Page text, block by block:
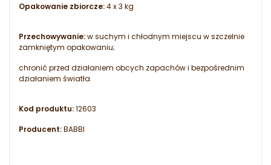
Opakowanie zbiorcze:4 x 3 kg
Przechowywanie:w suchym i chłodnym miejscu w szczelnie
zamkniętym opakowaniu;
chronić przed działaniem obcych zapachów i bezpośrednim
działaniem światła.
Kod produktu:12603
Producent:BABBI